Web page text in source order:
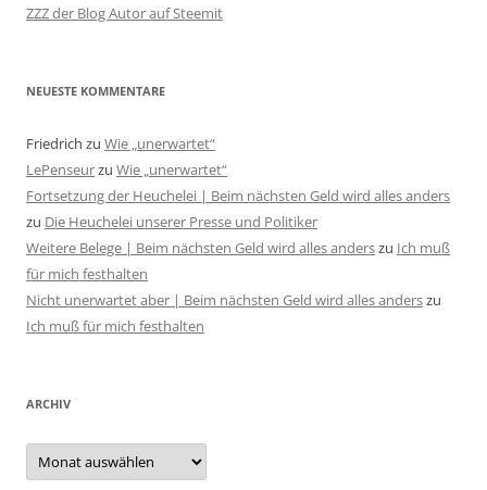
ZZZ der Blog Autor auf Steemit
NEUESTE KOMMENTARE
Friedrich zu Wie „unerwartet“
LePenseurzu Wie „unerwartet“
Fortsetzung der Heuchelei | Beim nächsten Geld wird alles anders
zu Die Heuchelei unserer Presse und Politiker
Weitere Belege | Beim nächsten Geld wird alles anderszu Ich muß
für mich festhalten
Nicht unerwartet aber | Beim nächsten Geld wird alles anderszu
Ich muß für mich festhalten
ARCHIV
Archiv